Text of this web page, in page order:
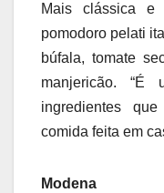
Mais clássica e
pomodoro pelati
búfala, tomate
manjericão. “É
ingredientes
comida feita em
Modena